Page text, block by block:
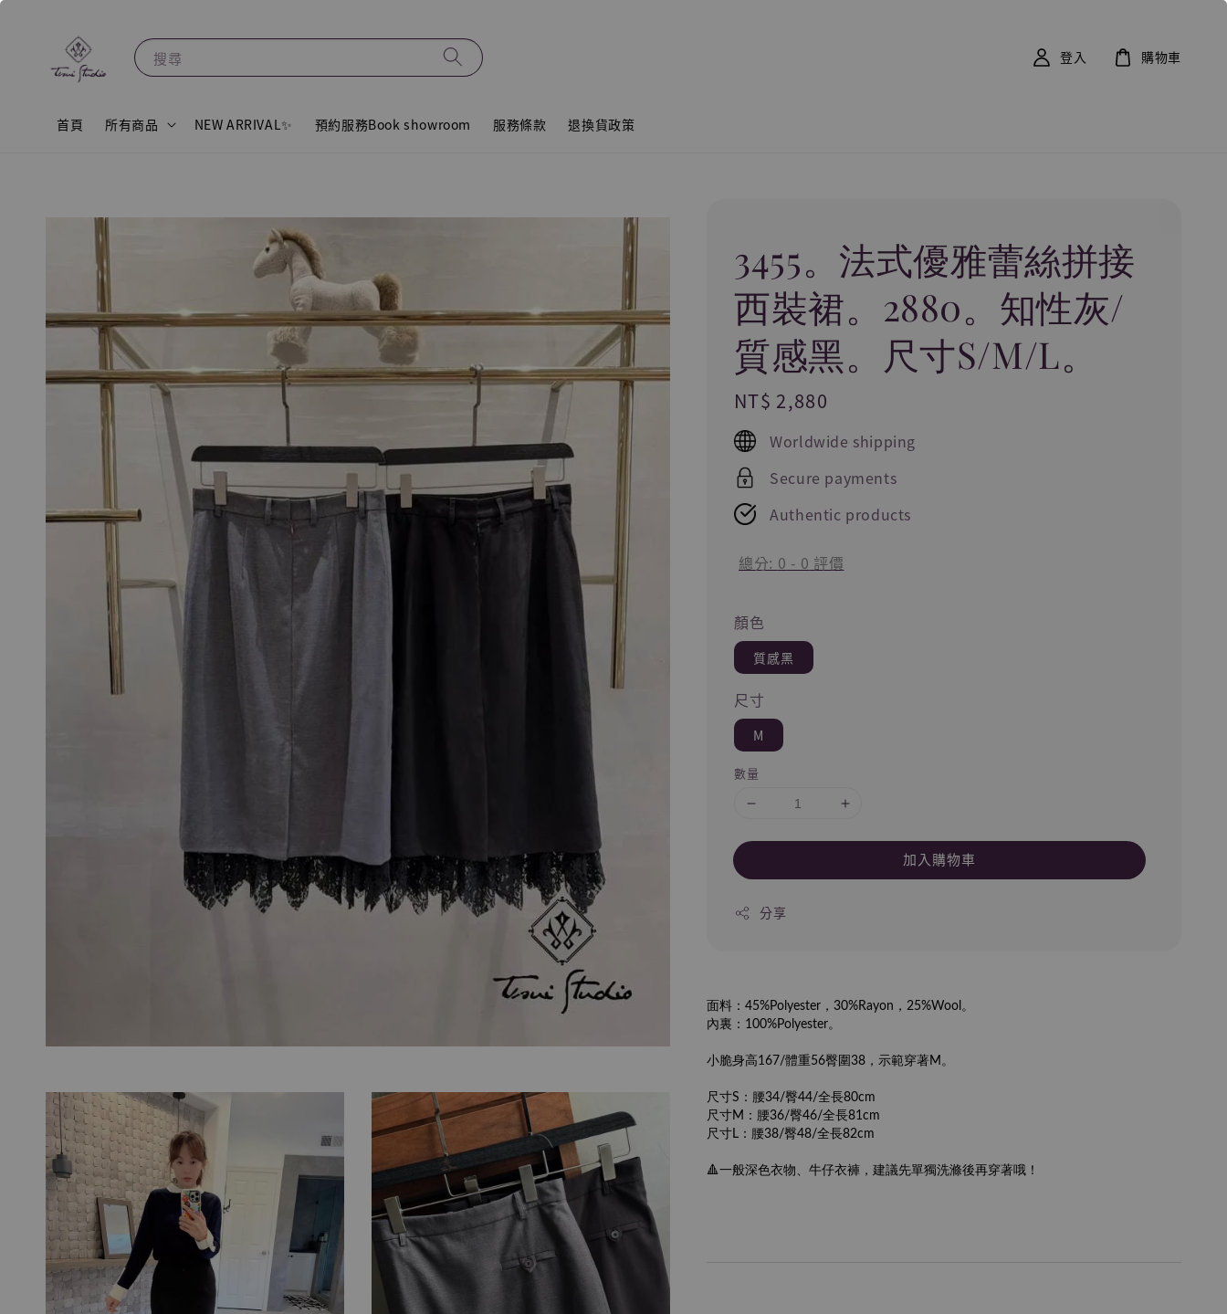
搜尋
首頁 所有商品 NEW ARRIVAL✨ 預約服務Book showroom 服務條款 退換貨政策
登入 購物車
3455。法式優雅蕾絲拼接
西裝裙。2880。知性灰/
質感黑。尺寸S/M/L。
Regular
price
NT$ 2,880
Worldwide shipping
Secure payments
Authentic products
總分: 0 - 0 評價
顏色
質感黑
尺寸
M
數量
加入購物車
分享
面料：45%Polyester，30%Rayon，25%Wool。
內裏：100%Polyester。
小脆身高167/體重56臀圍38，示範穿著M。
尺寸S：腰34/臀44/全長80cm
尺寸M：腰36/臀46/全長81cm
尺寸L：腰38/臀48/全長82cm
🔺一般深色衣物、牛仔衣褲，建議先單獨洗滌後再穿著哦！